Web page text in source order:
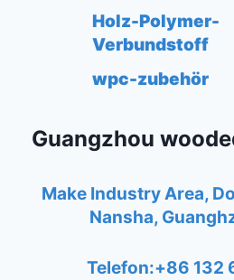
Holz-Polymer-
Verbundstoff
wpc-zubehör
Guangzhou
Make Industry Area,
Nansha,
Telefon:+86 132